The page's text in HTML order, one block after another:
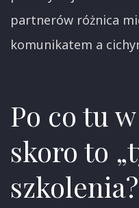
partnerów różnica
komunikatem a
Po co tu
skoro to
szkolenia?